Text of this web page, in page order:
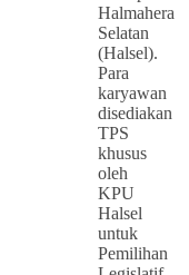
Halmahera
Selatan
(Halsel).
Para
karyawan
disediakan
TPS
khusus
oleh
KPU
Halsel
untuk
Pemilihan